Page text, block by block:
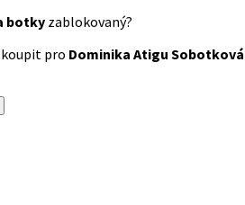
botky zablokovaný?
pro Dominika Atigu Sobotková